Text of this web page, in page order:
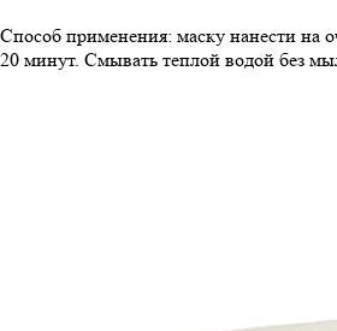
Способ применения: маску нанести на
20 минут. Смывать теплой водой без